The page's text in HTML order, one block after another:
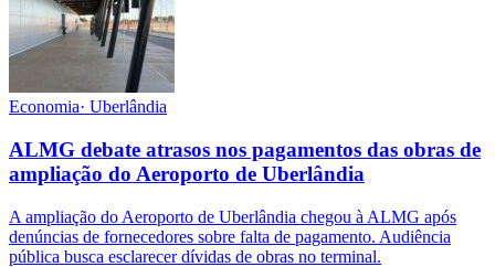
Economia· Uberlândia
ALMG debate atrasos nos pagamentos das obras de
ampliação do Aeroporto de Uberlândia
A ampliação do Aeroporto de Uberlândia chegou à ALMG após
denúncias de fornecedores sobre falta de pagamento. Audiência
pública busca esclarecer dívidas de obras no terminal.